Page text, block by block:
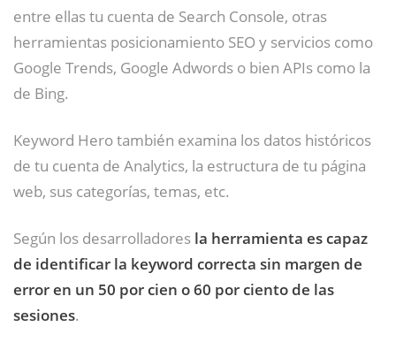
entre ellas tu cuenta de Search Console, otras
herramientas posicionamiento SEO y servicios como
Google Trends, Google Adwords o bien APIs como la
de Bing.
Keyword Hero también examina los datos históricos
de tu cuenta de Analytics, la estructura de tu página
web, sus categorías, temas, etc.
Según los desarrolladores la herramienta es capaz
de identificar la keyword correcta sin margen de
error en un 50 por cien o 60 por ciento de las
sesiones.